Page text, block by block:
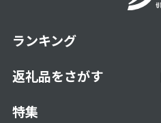
ランキング
返礼品をさがす
特集